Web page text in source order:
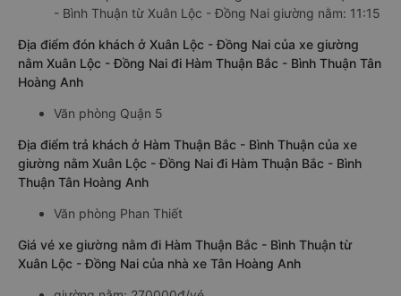
Giờ xuất phát xe giường nằm Xuân Lộc - Đồng Nai Hàm
Giờ xuất phát của xe Tân Hoàng Anh đi Hàm Thuận Bắc
- Bình Thuận từ Xuân Lộc - Đồng Nai giường nằm: 11:15
Địa điểm đón khách ở Xuân Lộc - Đồng Nai của xe giường
Hoàng Anh
Văn phòng Quận 5
Địa điểm trả khách ở Hàm Thuận Bắc - Bình Thuận của xe
Thuận Tân Hoàng Anh